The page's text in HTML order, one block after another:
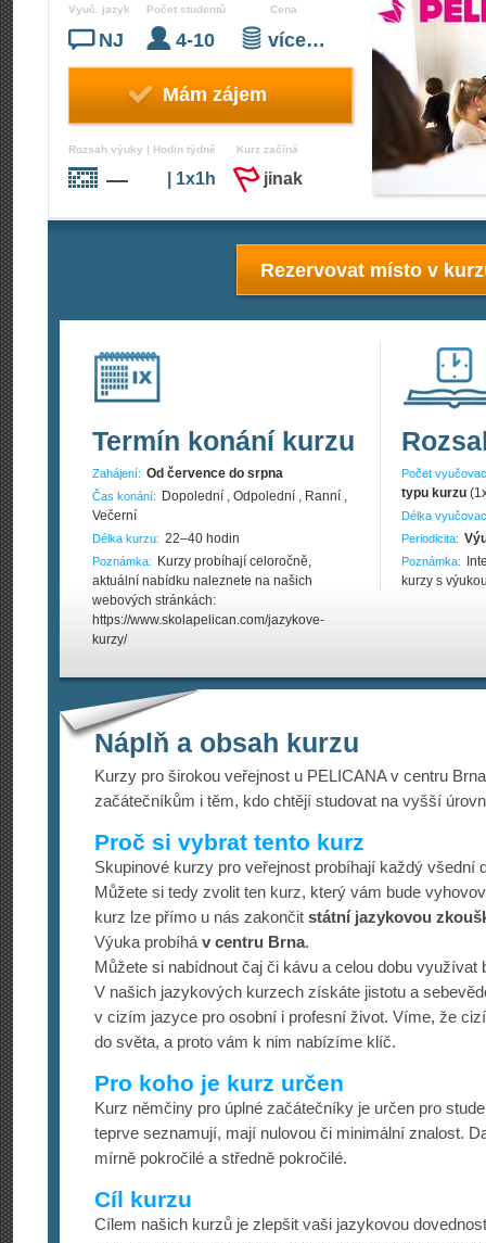
Vyuč. jazyk
NJ
Počet studentů
4-10
Cena
více…
Mám zájem
Rozsah výuky | Hodin týdně
— | 1x1h
Kurz začíná
jinak
Rezervovat místo v
Termín konání kurzu
Zahájení: Od července do srpna
Čas konání:
Dopolední , Odpolední , Ranní ,
Večerní
Délka kurzu: 22–40 hodin
Poznámka:
Kurzy probíhají celoročně,
aktuální nabídku naleznete na našich
webových stránkách:
https://www.skolapelican.com/jazykove-
kurzy/
Počet
typu kurzu
Délka
Periodicita:
Poznámka:
kurzy s
Náplň a obsah kurzu
Kurzy pro širokou veřejnost u PELICANA v centru
začátečníkům i těm, kdo chtějí studovat na vyšší
Proč si vybrat tento kurz
Skupinové kurzy pro veřejnost probíhají každý všední
Můžete si tedy zvolit ten kurz, který vám bude
kurz lze přímo u nás zakončit státní jazykovou
Výuka probíhá v centru Brna.
Můžete si nabídnout čaj či kávu a celou dobu využívat
V našich jazykových kurzech získáte jistotu a
v cizím jazyce pro osobní i profesní život. Víme, že
do světa, a proto vám k nim nabízíme klíč.
Pro koho je kurz určen
Kurz němčiny pro úplné začátečníky je určen pro
teprve seznamují, mají nulovou či minimální znalost.
mírně pokročilé a středně pokročilé.
Cíl kurzu
Cílem našich kurzů je zlepšit vaši jazykovou